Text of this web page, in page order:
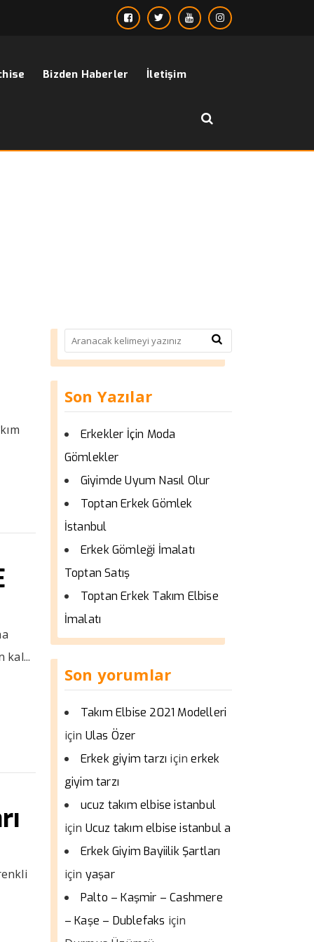
Bizden Haberler İletişim
kal...
Son Yazılar
Erkekler İçin Moda
Gömlekler
Giyimde Uyum Nasıl Olur
Toptan Erkek Gömlek
İstanbul
Erkek Gömleği İmalatı
Toptan Satış
Toptan Erkek Takım Elbise
İmalatı
Son yorumlar
Takım Elbise 2021 Modelleri
için Ulas Özer
Erkek giyim tarzı içinerkek
giyim tarzı
ucuz takım elbise istanbul
için Ucuz takım elbise istanbul a
Erkek Giyim Bayiilik Şartları
için yaşar
Palto – Kaşmir – Cashmere
– Kaşe – Dublefaks için